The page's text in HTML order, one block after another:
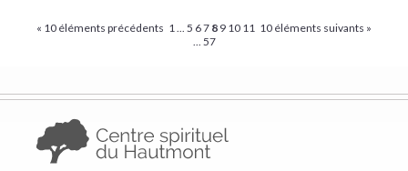
« 10 éléments précédents 10 éléments suivants »
1... 5 67 8 9 10 11
... 57